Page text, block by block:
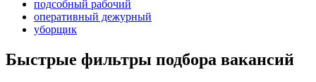
подсобный рабочий
оперативный дежурный
уборщик
Быстрые фильтры подбора вакансий